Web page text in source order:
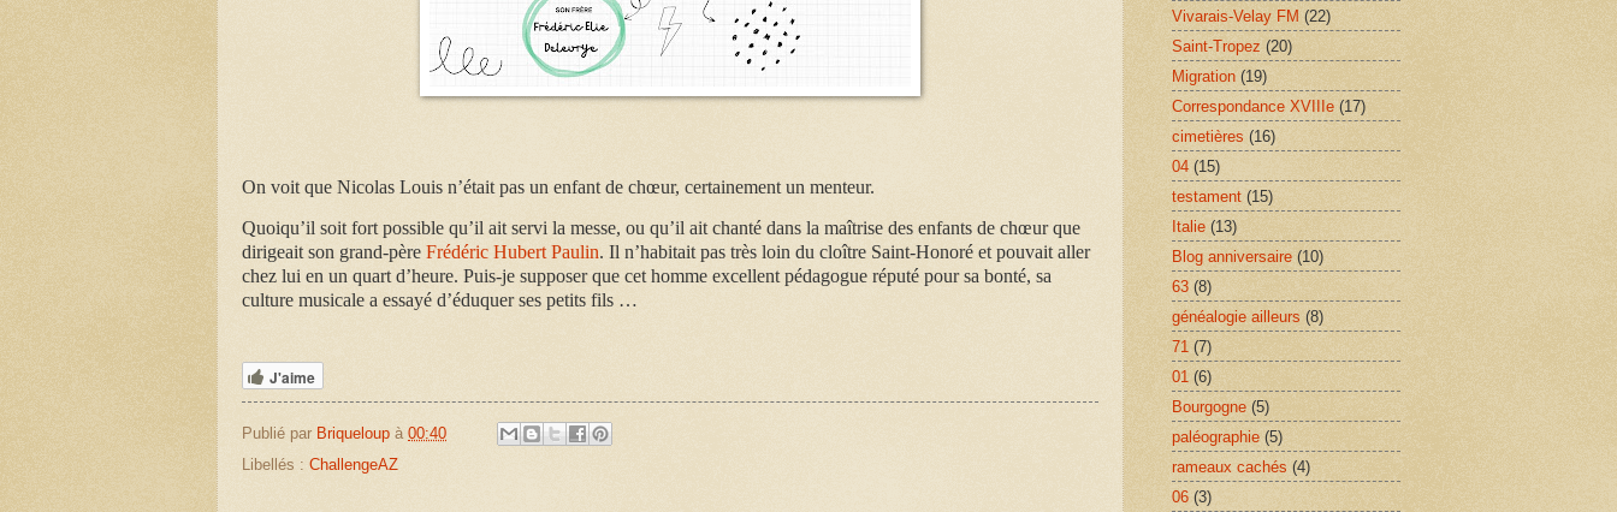
On voit que Nicolas Louis n’était pas un enfant de chœur, certainement un menteur.
Quoiqu’il soit fort possible qu’il ait servi la messe, ou qu’il ait chanté dans la maîtrise des enfants de chœur que
dirigeait son grand-père Frédéric Hubert Paulin. Il n’habitait pas très loin du cloître Saint-Honoré et pouvait aller
chez lui en un quart d’heure. Puis-je supposer que cet homme excellent pédagogue réputé pour sa bonté, sa
culture musicale a essayé d’éduquer ses petits fils …
J'aime
Publié par Briqueloup à 00:40
Libellés : ChallengeAZ
Vivarais-Velay FM (22)
Saint-Tropez (20)
Migration (19)
Correspondance XVIIIe (17)
cimetières (16)
04 (15)
testament (15)
Italie (13)
Blog anniversaire (10)
63 (8)
généalogie ailleurs (8)
71 (7)
01 (6)
Bourgogne (5)
paléographie (5)
rameaux cachés (4)
06 (3)